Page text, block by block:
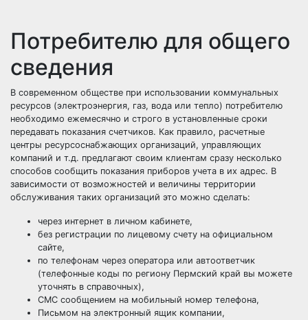
Потребителю для общего
сведения
В современном обществе при использовании коммунальных
ресурсов (электроэнергия, газ, вода или тепло) потребителю
необходимо ежемесячно и строго в установленные сроки
передавать показания счетчиков. Как правило, расчетные
центры ресурсоснабжающих организаций, управляющих
компаний и т.д. предлагают своим клиентам сразу несколько
способов сообщить показания приборов учета в их адрес. В
зависимости от возможностей и величины территории
обслуживания таких организаций это можно сделать:
через интернет в личном кабинете,
без регистрации по лицевому счету на официальном
сайте,
по телефонам через оператора или автоответчик
(телефонные коды по региону Пермский край вы можете
уточнять в справочных),
СМС сообщением на мобильный номер телефона,
Письмом на электронный ящик компании,